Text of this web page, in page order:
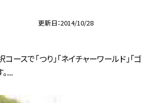
更新日 2014/10/28
ースで「つり」「ネイチャーワールド」「ゴ
...